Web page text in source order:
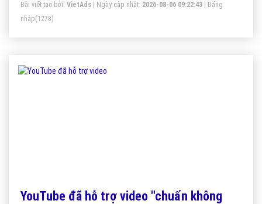
Bài viết tạo bởi: VietAds | Ngày cập nhật: 2026-08-06 09:22:43
Đăng
nhập(1278)
YouTube đã hỗ trợ video "chuẩn không